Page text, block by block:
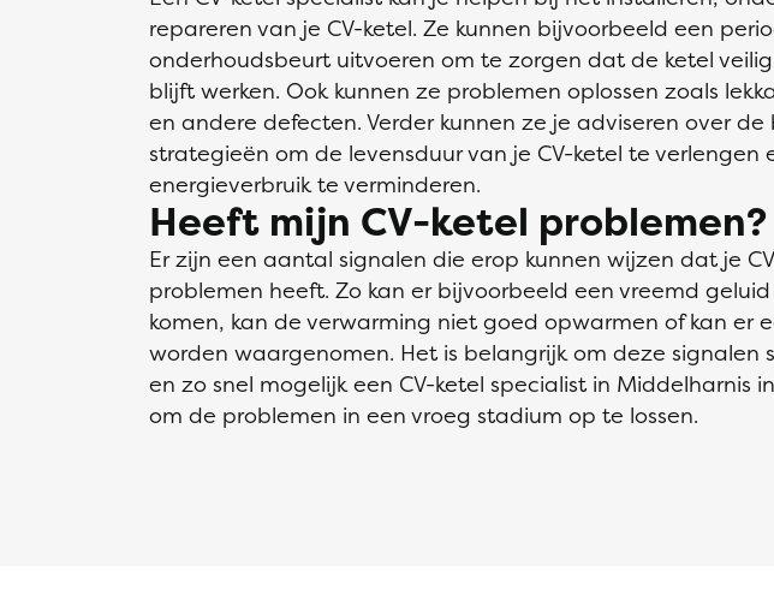
repareren van je CV-ketel. Ze kunnen bijvoorbeeld een
onderhoudsbeurt uitvoeren om te zorgen dat de ketel
blijft werken. Ook kunnen ze problemen oplossen zoals
en andere defecten. Verder kunnen ze je adviseren over de
strategieën om de levensduur van je CV-ketel te verlengen
energieverbruik te verminderen.
Heeft mijn CV-ketel problemen?
Er zijn een aantal signalen die erop kunnen wijzen dat je
problemen heeft. Zo kan er bijvoorbeeld een vreemd
komen, kan de verwarming niet goed opwarmen of kan er
worden waargenomen. Het is belangrijk om deze signalen
en zo snel mogelijk een CV-ketel specialist in Middelharnis
om de problemen in een vroeg stadium op te lossen.